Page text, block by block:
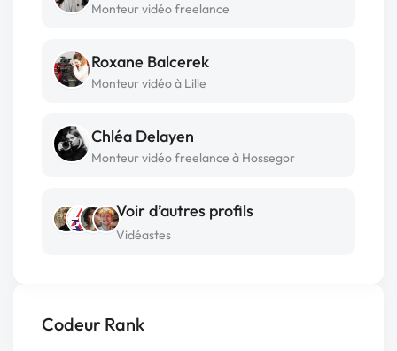
Codeur Rank
Monteur vidéo freelance
Roxane Balcerek
Monteur vidéo à Lille
Chléa Delayen
Monteur vidéo freelance à Hossegor
Voir d’autres profils
Vidéastes